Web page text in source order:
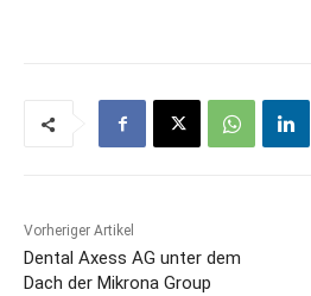
Vorheriger Artikel
Dental Axess AG unter dem
Dach der Mikrona Group